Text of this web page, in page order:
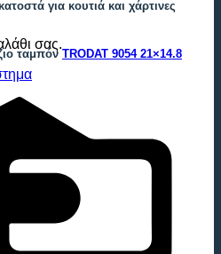
σας.
για κουτιά και χάρτινες
ταμπόν TRODAT 9054 21×14.8